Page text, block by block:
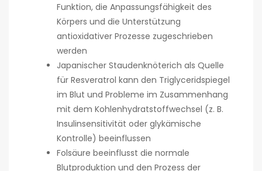
Funktion, die Anpassungsfähigkeit des
Körpers und die Unterstützung
antioxidativer Prozesse zugeschrieben
werden
Japanischer Staudenknöterich als Quelle
für Resveratrol kann den Triglyceridspiegel
im Blut und Probleme im Zusammenhang
mit dem Kohlenhydratstoffwechsel (z. B.
Insulinsensitivität oder glykämische
Kontrolle) beeinflussen
Folsäure beeinflusst die normale
Blutproduktion und den Prozess der